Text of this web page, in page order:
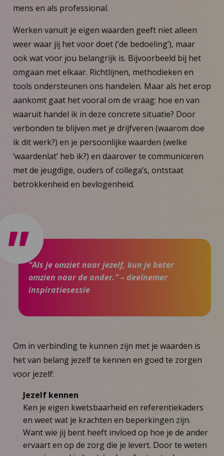
mens en als professional.
Werken vanuit je eigen waarden geeft niet alleen
weer waar jij het voor doet (‘de bedoeling’), maar
ook wat voor jou belangrijk is. Bijvoorbeeld bij het
omgaan met elkaar. Richtlijnen, methodieken en
tools ondersteunen ons handelen. Maar als het erop
aankomt gaat het vooral om de vraag: hoe en van
waaruit handel ik in deze concrete situatie? Door
verbonden te blijven met je drijfveren (waarom doe
ik dit werk?) en je persoonlijke waarden (welke
‘waardenlat’ heb ik?) en daarover te communiceren
met de jeugdige, ouders of collega’s, ontstaat
betrokkenheid en bevlogenheid.
“Als je omziet naar jezelf, kun je beter
omzien naar de ander.” – deelnemer
inspiratiesessie
Om in verbinding te kunnen zijn met je waarden is
het van belang jezelf te kennen en goed te zorgen
voor jezelf:
Jezelf kennen
Ken je eigen kwetsbaarheid en referentiekaders
en weet wat je krachten en beperkingen zijn.
Want wie jij bent heeft invloed op hoe je de ander
ervaart en op de zorg die je levert. Door te weten